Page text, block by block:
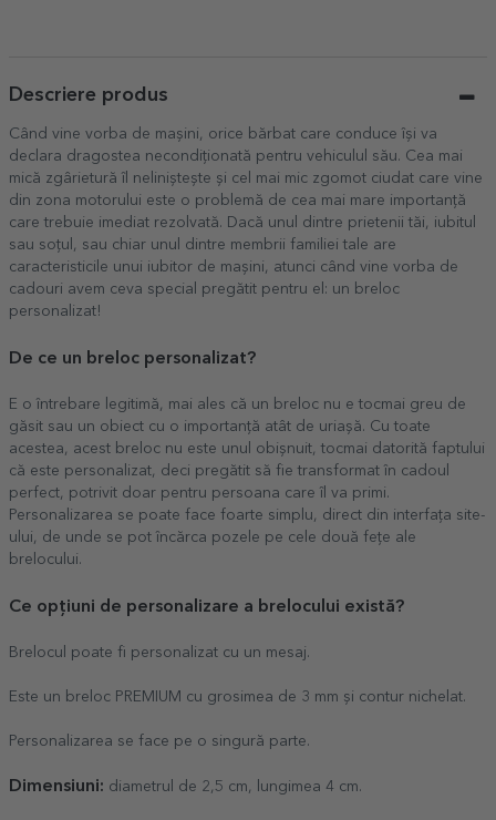
Descriere produs
Când vine vorba de mașini, orice bărbat care conduce își va
declara dragostea necondiționată pentru vehiculul său. Cea mai
mică zgârietură îl neliniștește și cel mai mic zgomot ciudat care vine
din zona motorului este o problemă de cea mai mare importanță
care trebuie imediat rezolvată. Dacă unul dintre prietenii tăi, iubitul
sau soțul, sau chiar unul dintre membrii familiei tale are
caracteristicile unui iubitor de mașini, atunci când vine vorba de
cadouri avem ceva special pregătit pentru el: un breloc
personalizat!
De ce un breloc personalizat?
E o întrebare legitimă, mai ales că un breloc nu e tocmai greu de
găsit sau un obiect cu o importanță atât de uriașă. Cu toate
acestea, acest breloc nu este unul obișnuit, tocmai datorită faptului
că este personalizat, deci pregătit să fie transformat în cadoul
perfect, potrivit doar pentru persoana care îl va primi.
Personalizarea se poate face foarte simplu, direct din interfața site-
ului, de unde se pot încărca pozele pe cele două fețe ale
brelocului.
Ce opțiuni de personalizare a brelocului există?
Brelocul poate fi personalizat cu un mesaj.
Este un breloc PREMIUM cu grosimea de 3 mm și contur nichelat.
Personalizarea se face pe o singură parte.
Dimensiuni: diametrul de 2,5 cm, lungimea 4 cm.